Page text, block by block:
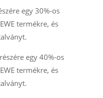
egy 30%-os
termékre, és
egy 40%-os
termékre, és